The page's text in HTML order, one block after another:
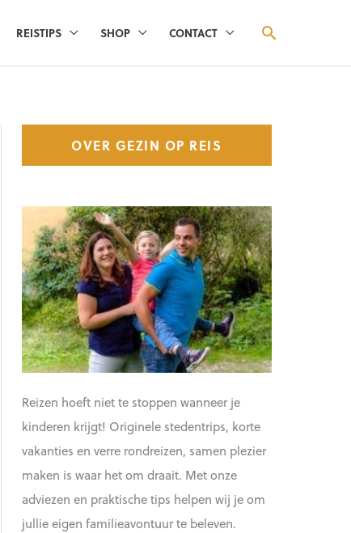
REISTIPS SHOP CONTACT ZOEKEN
OVER GEZIN OP REIS
Reizen hoeft niet te stoppen wanneer je
kinderen krijgt! Originele stedentrips, korte
vakanties en verre rondreizen, samen plezier
maken is waar het om draait. Met onze
adviezen en praktische tips helpen wij je om
jullie eigen familieavontuur te beleven.